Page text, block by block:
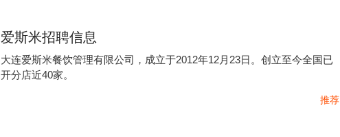
爱斯米招聘信息
大连爱斯米餐饮管理有限公司，成立于2012年12月23日。创立至今全国已
开分店近40家。
推荐